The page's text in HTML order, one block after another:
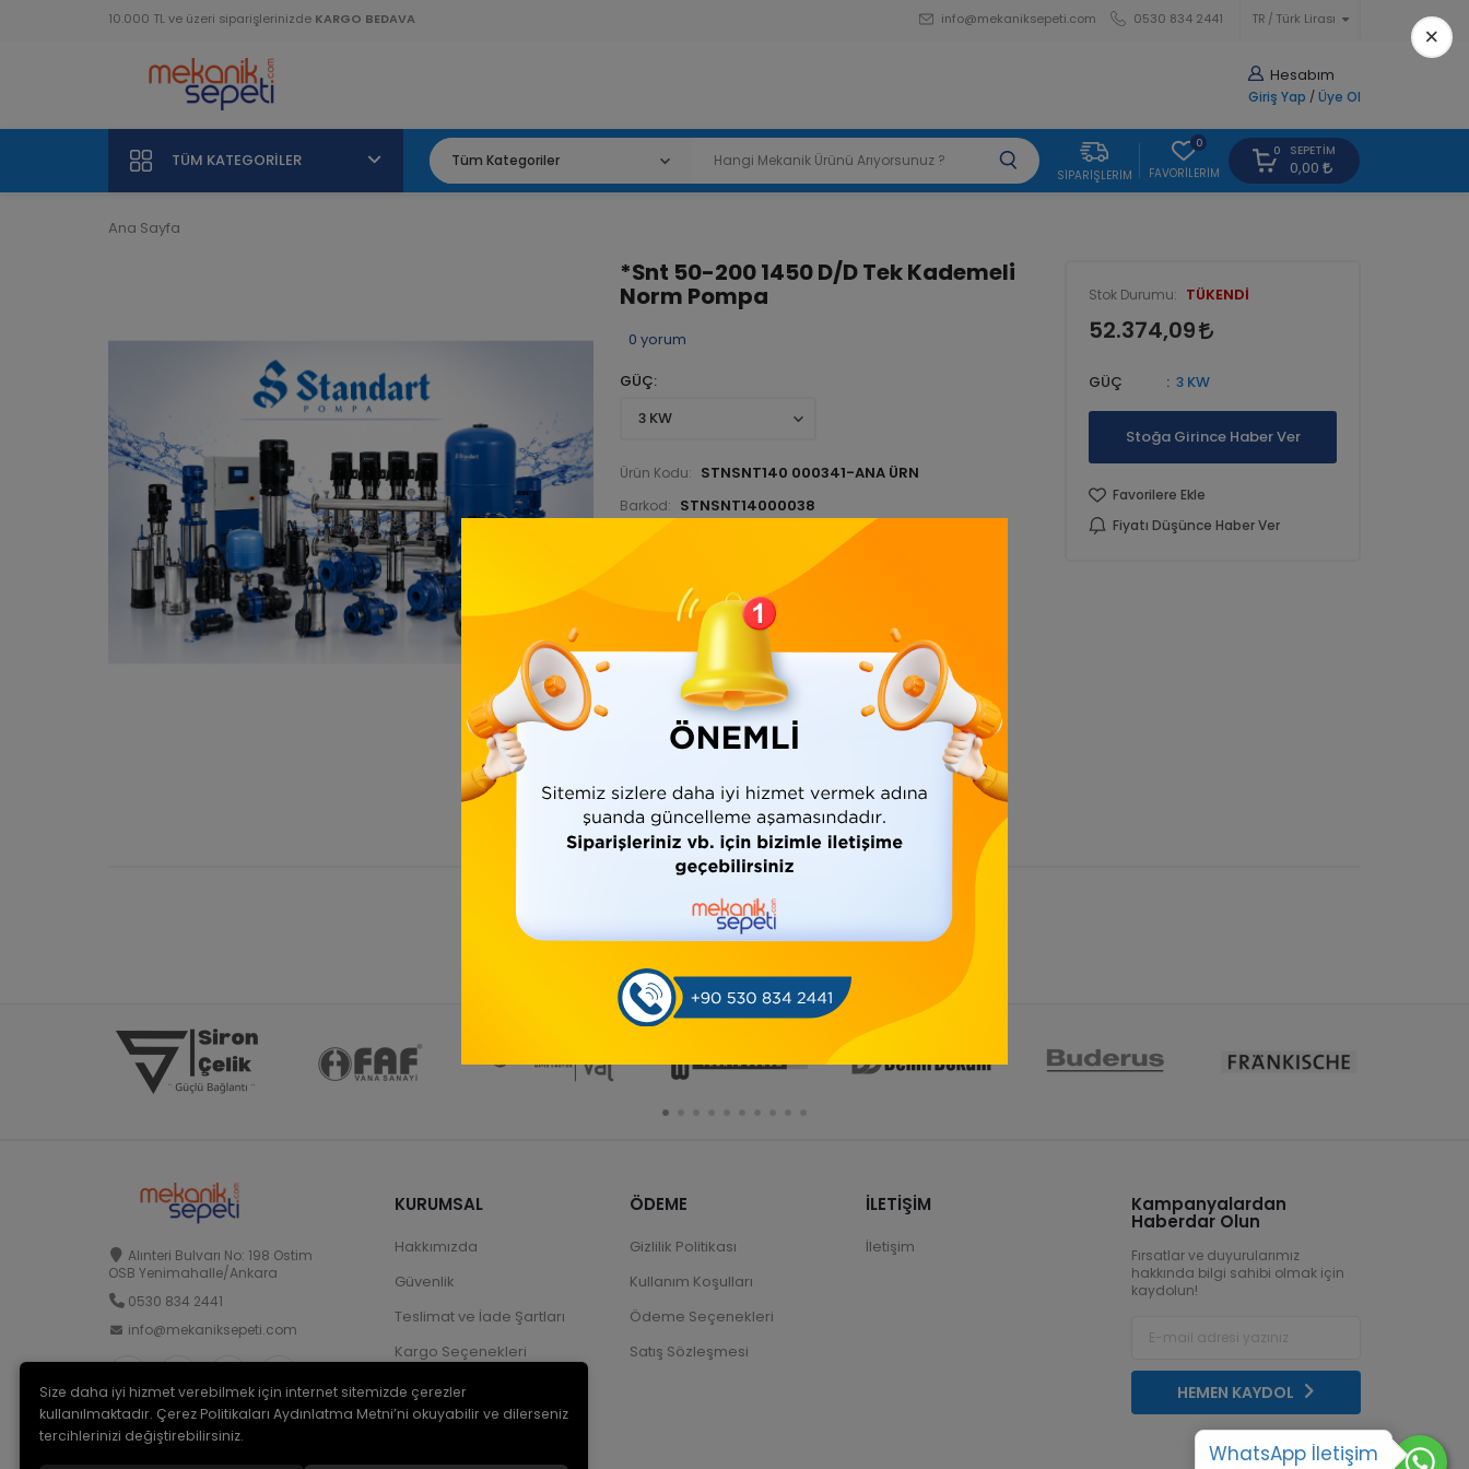
WhatsApp İletişim
10.000 TL ve üzeri siparişlerinizde KARGO BEDAVA TR Türk Lirası
info@mekaniksepeti.com 0530 834 2441
Hesabım
Giriş Yap / Üye Ol
TÜM KATEGORILER
SIPARIŞLERIM
0
FAVORILERIM
0 SEPETIM
0,00
Ana Sayfa
*Snt 50-200 1450 D/D Tek Kademeli
Norm Pompa
0 yorum
GÜÇ
Ürün Kodu: STNSNT140 000341-ANA ÜRN
Barkod: STNSNT14000038
Stok Durumu: TÜKENDİ
52.374,09
GÜÇ 3 KW
Stoğa Girince Haber Ver
Favorilere Ekle
Fiyatı Düşünce Haber Ver
Ürün Bilgisi Yorumlar (0)
Alınteri Bulvarı No: 198 Ostim
OSB Yenimahalle/Ankara
0530 834 2441
info@mekaniksepeti.com
Kampanyalardan
Haberdar Olun
Fırsatlar ve duyurularımız
hakkında bilgi sahibi olmak için
kaydolun!
HEMEN KAYDOL
KURUMSAL
Hakkımızda
Güvenlik
Teslimat ve İade Şartları
Kargo Seçenekleri
ÖDEME
Gizlilik Politikası
Kullanım Koşulları
Ödeme Seçenekleri
Satış Sözleşmesi
İLETİŞİM
İletişim
Size daha iyi hizmet verebilmek için internet sitemizde çerezler
kullanılmaktadır. Çerez Politikaları Aydınlatma Metni’ni okuyabilir ve dilerseniz
tercihlerinizi değiştirebilirsiniz.
×